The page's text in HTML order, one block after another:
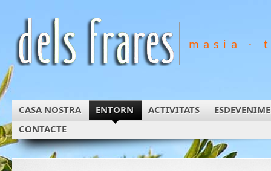
masia ·
CASA NOSTRA ENTORN ACTIVITATS
CONTACTE